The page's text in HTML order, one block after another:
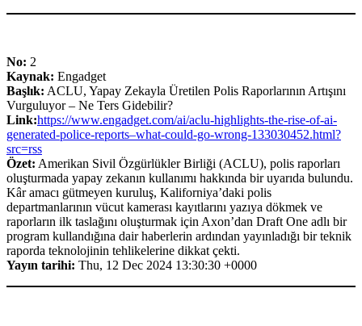
No: 2
Kaynak: Engadget
Başlık: ACLU, Yapay Zekayla Üretilen Polis Raporlarının Artışını
Vurguluyor – Ne Ters Gidebilir?
Link:https://www.engadget.com/ai/aclu-highlights-the-rise-of-ai-
generated-police-reports–what-could-go-wrong-133030452.html?
src=rss
Özet: Amerikan Sivil Özgürlükler Birliği (ACLU), polis raporları
oluşturmada yapay zekanın kullanımı hakkında bir uyarıda bulundu.
Kâr amacı gütmeyen kuruluş, Kaliforniya’daki polis
departmanlarının vücut kamerası kayıtlarını yazıya dökmek ve
raporların ilk taslağını oluşturmak için Axon’dan Draft One adlı bir
program kullandığına dair haberlerin ardından yayınladığı bir teknik
raporda teknolojinin tehlikelerine dikkat çekti.
Yayın tarihi: Thu, 12 Dec 2024 13:30:30 +0000